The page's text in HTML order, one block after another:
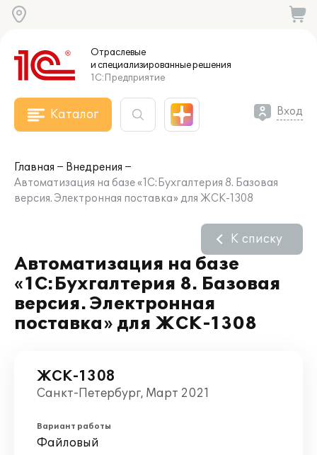
Отраслевые
и специализированныерешения
1С:Предприятие
Каталог Вход
Главная
Внедрения
Автоматизация на базе «1С:Бухгалтерия 8. Базовая
версия. Электронная поставка» для ЖСК-1308
Автоматизация на базе
«1С:Бухгалтерия 8. Базовая
версия. Электронная
поставка» для ЖСК-1308
К списку
ЖСК-1308
Санкт-Петербург, Март 2021
Вариант работы
Файловый